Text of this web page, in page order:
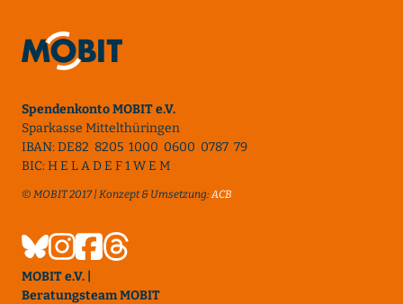
Spendenkonto MOBIT e.V.
Sparkasse Mittelthüringen
IBAN: DE82 8205 1000 0600 0787 79
BIC: H E L A D E F 1 W E M
© MOBIT 2017 | Konzept & Umsetzung:ACB
MOBIT e.V. |
Beratungsteam MOBIT